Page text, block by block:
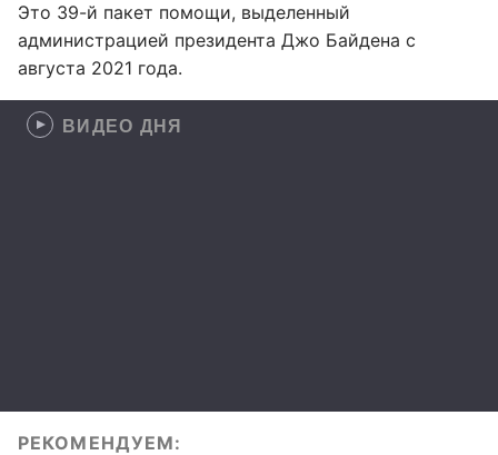
Это 39-й пакет помощи, выделенный
администрацией президента Джо Байдена с
августа 2021 года.
ВИДЕО ДНЯ
РЕКОМЕНДУЕМ: